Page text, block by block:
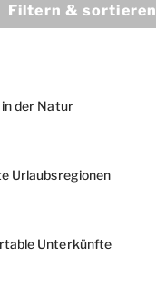
Filtern & sortieren
in der Natur
Urlaubsregionen
Unterkünfte